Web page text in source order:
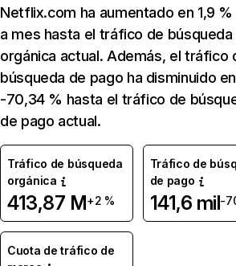
Netflix.com ha aumentado en 1,9
a mes hasta el tráfico de búsqueda
orgánica actual. Además, el tráfico
búsqueda de pago ha disminuido en
-70,34 % hasta el tráfico de
de pago actual.
Tráfico de búsqueda
orgánica
413,87 M+2 %
Tráfico de
de pago
141,6 mil-
Cuota de tráfico de